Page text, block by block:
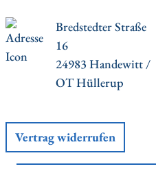
Bredstedter Straße
16
24983 Handewitt /
OT Hüllerup
Vertrag widerrufen